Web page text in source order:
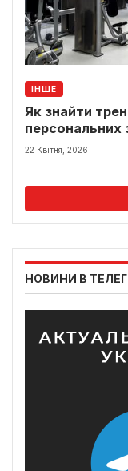
ІНШЕ
Як знайти
персональних
22 Квітня, 2026
НОВИНИ В